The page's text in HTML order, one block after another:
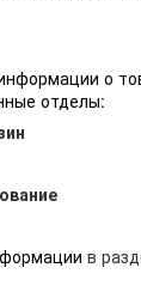
о
отделы:
в